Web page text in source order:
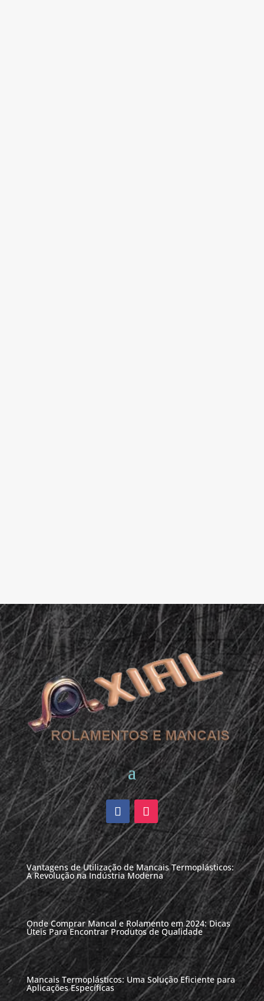
Vantagens de Utilização de Mancais Termoplásticos:
A Revolução na Indústria Moderna
Onde Comprar Mancal e Rolamento em 2024: Dicas
Úteis Para Encontrar Produtos de Qualidade
Mancais Termoplásticos: Uma Solução Eficiente para
Aplicações Específicas